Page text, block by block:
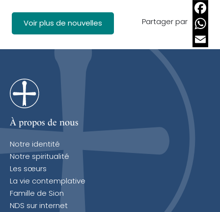
Voir plus de nouvelles Partager par
À propos de nous
Notre identité
Notre spiritualité
Les sœurs
La vie contemplative
Famille de Sion
NDS sur internet